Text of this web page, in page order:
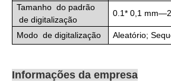
Tamanho do padrão
de digitalização
0.1* 0,1
Modo de digitalização Aleatório;
Informações da empresa